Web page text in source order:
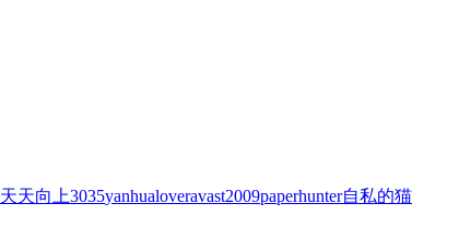
天天向上3035yanhualoveravast2009paperhunter自私的猫